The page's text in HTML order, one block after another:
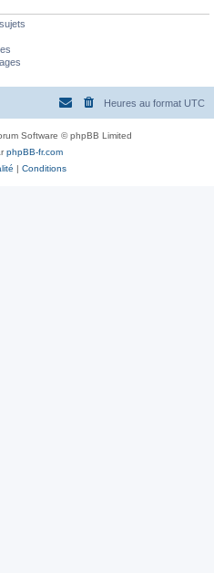
Heures au format UTC
Software © phpBB Limited
phpBB-fr.com
| Conditions